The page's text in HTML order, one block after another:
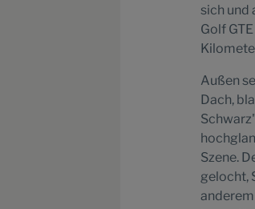
sich und
Golf
Außen
Dach,
Szene.
gelocht,